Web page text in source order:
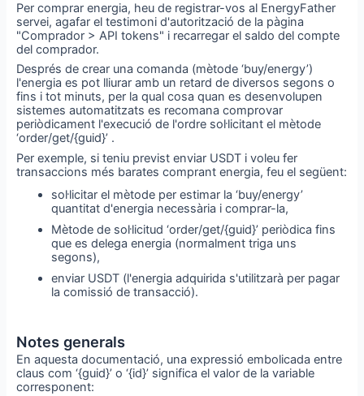
Per comprar energia, heu de registrar-vos al EnergyFather
servei, agafar el testimoni d'autorització de la pàgina
"Comprador > API tokens" i recarregar el saldo del compte
del comprador.
Després de crear una comanda (mètode ‘buy/energy’)
l'energia es pot lliurar amb un retard de diversos segons o
fins i tot minuts, per la qual cosa quan es desenvolupen
sistemes automatitzats es recomana comprovar
periòdicament l'execució de l'ordre sol·licitant el mètode
‘order/get/{guid}’ .
Per exemple, si teniu previst enviar USDT i voleu fer
transaccions més barates comprant energia, feu el següent:
sol·licitar el mètode per estimar la ‘buy/energy’
quantitat d'energia necessària i comprar-la,
Mètode de sol·licitud ‘order/get/{guid}’ periòdica fins
que es delega energia (normalment triga uns
segons),
enviar USDT (l'energia adquirida s'utilitzarà per pagar
la comissió de transacció).
Notes generals
En aquesta documentació, una expressió embolicada entre
claus com ‘{guid}’ o ‘{id}’ significa el valor de la variable
corresponent: